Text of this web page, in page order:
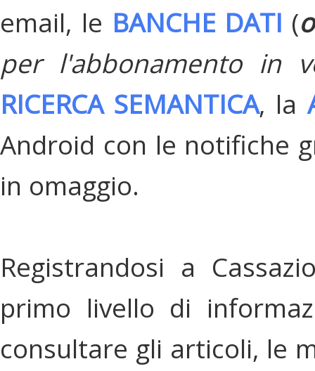
email, le BANCHE DATI (
per l'abbonamento in
RICERCA SEMANTICA, la
Android con le notifiche
in omaggio.
Registrandosi a
primo livello di
consultare gli articoli, le